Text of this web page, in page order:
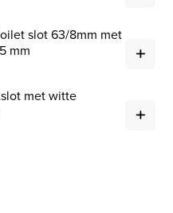
slot 63/8mm met
mm
met witte